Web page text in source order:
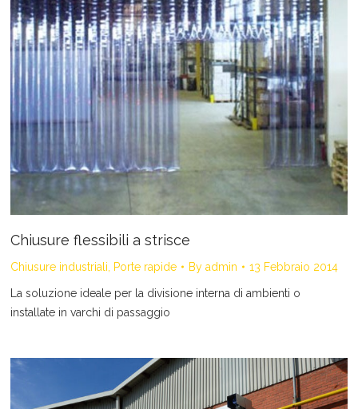
Chiusure flessibili a strisce
Chiusure industriali Porte rapide By admin 13 Febbraio 2014
La soluzione ideale per la divisione interna di ambienti o
installate in varchi di passaggio